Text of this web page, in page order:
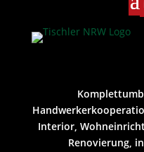
Interior,
Renovierung,